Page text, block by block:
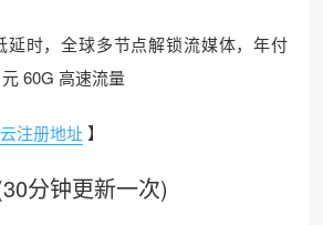
延时，全球多节点解锁流媒体，年付
60G 高速流量
注册地址】
分钟更新一次)